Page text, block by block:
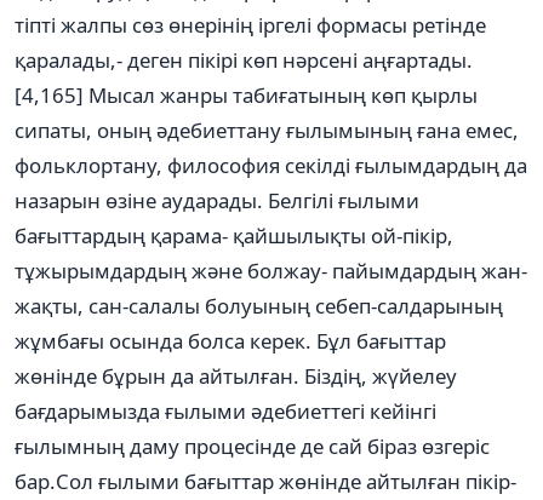
тіпті жалпы сөз өнерінің іргелі формасы ретінде
қаралады,- деген пікірі көп нәрсені аңғартады.
[4,165] Мысал жанры табиғатының көп қырлы
сипаты, оның әдебиеттану ғылымының ғана емес,
фольклортану, философия секілді ғылымдардың да
назарын өзіне аударады. Белгілі ғылыми
бағыттардың қарама- қайшылықты ой-пікір,
тұжырымдардың және болжау- пайымдардың жан-
жақты, сан-салалы болуының себеп-салдарының
жұмбағы осында болса керек. Бұл бағыттар
жөнінде бұрын да айтылған. Біздің, жүйелеу
бағдарымызда ғылыми әдебиеттегі кейінгі
ғылымның даму процесінде де сай біраз өзгеріс
бар.Cол ғылыми бағыттар жөнінде айтылған пікір-